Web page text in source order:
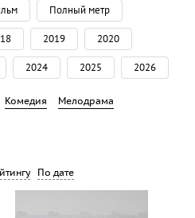
Полный метр
2019 2020
2024 2025 2026
Комедия
Мелодрама
По дате